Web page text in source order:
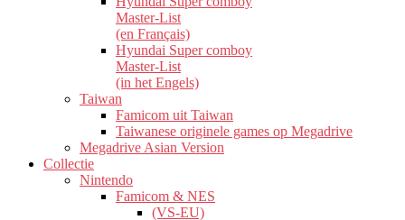
Master-List
(en Français)
Hyundai Super comboy
Master-List
(in het Engels)
Taiwan
Famicom uit Taiwan
Taiwanese originele games op Megadrive
Megadrive Asian Version
Collectie
Nintendo
Famicom & NES
(VS-EU)